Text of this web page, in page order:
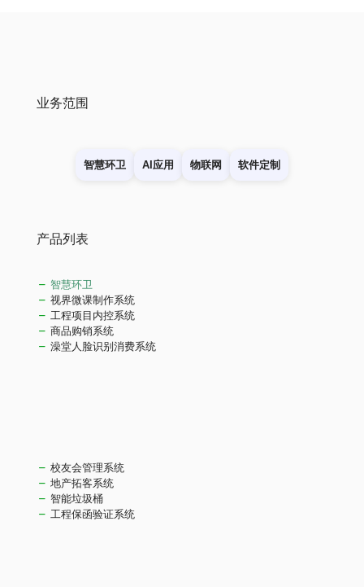
业务范围
智慧环卫 AI应用 物联网 软件定制
产品列表
智慧环卫
视界微课制作系统
工程项目内控系统
商品购销系统
澡堂人脸识别消费系统
校友会管理系统
地产拓客系统
智能垃圾桶
工程保函验证系统